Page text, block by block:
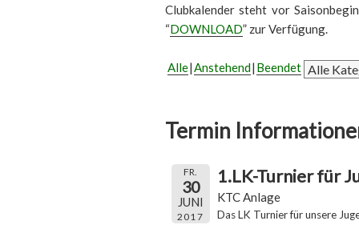
Clubkalender steht vor
“DOWNLOAD” zur Verfügung.
Alle Anstehend Beendet
Termin
FR.
30
JUNI
2017
1.LK-Turnier für
KTC Anlage
Das LK Turnier für unsere